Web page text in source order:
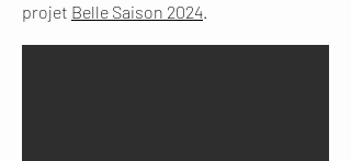
projet Belle Saison 2024.